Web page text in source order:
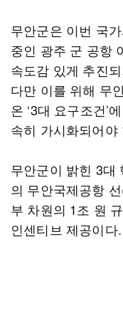
무안군은 이번 국
중인 광주 군 공항
속도감 있게 추진
다만 이를 위해 무
온 ‘3대 요구조건’
속히 가시화되어
무안군이 밝힌 3대
의 무안국제공항
부 차원의 1조 원
인센티브 제공이다.